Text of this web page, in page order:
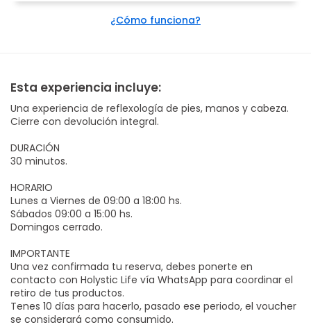
¿Cómo funciona?
Esta experiencia incluye:
Una experiencia de reflexología de pies, manos y cabeza.
Cierre con devolución integral.
DURACIÓN
30 minutos.
HORARIO
Lunes a Viernes de 09:00 a 18:00 hs.
Sábados 09:00 a 15:00 hs.
Domingos cerrado.
IMPORTANTE
Una vez confirmada tu reserva, debes ponerte en
contacto con Holystic Life vía WhatsApp para coordinar el
retiro de tus productos.
Tenes 10 días para hacerlo, pasado ese periodo, el voucher
se considerará como consumido.